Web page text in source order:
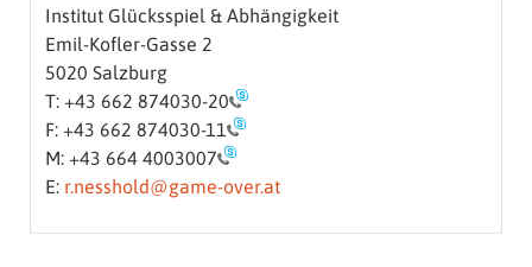
Institut Glücksspiel & Abhängigkeit
Emil-Kofler-Gasse 2
5020 Salzburg
T: +43 662 874030-20
F: +43 662 874030-11
M: +43 664 4003007
E: r.nesshold@game-over.at